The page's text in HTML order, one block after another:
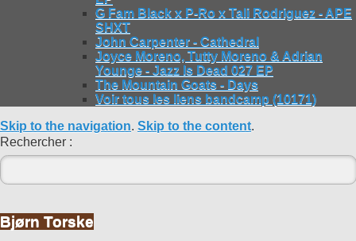
G Fam Black x P-Ro x Tali Rodriguez - APE
SHXT
John Carpenter - Cathedral
Joyce Moreno, Tutty Moreno & Adrian
Younge - Jazz Is Dead 027 EP
The Mountain Goats - Days
Voir tous les liens bandcamp (10171)
Skip to the navigation. Skip to the content.
Rechercher :
Bjørn Torske